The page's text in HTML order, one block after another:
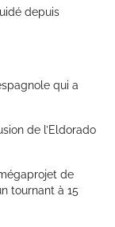
depuis
qui a
de l’Eldorado
de
tournant à 15